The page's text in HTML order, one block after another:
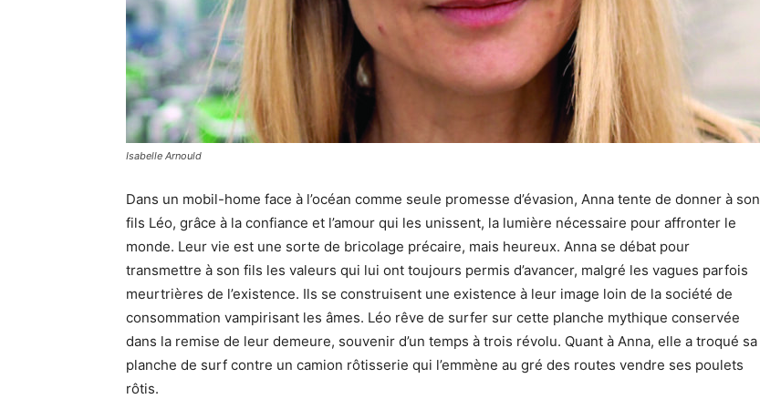
Isabelle Arnould
Dans un mobil-home face à l’océan comme seule promesse d’évasion, Anna tente de donner à son
fils Léo, grâce à la confiance et l’amour qui les unissent, la lumière nécessaire pour affronter le
monde. Leur vie est une sorte de bricolage précaire, mais heureux. Anna se débat pour
transmettre à son fils les valeurs qui lui ont toujours permis d’avancer, malgré les vagues parfois
meurtrières de l’existence. Ils se construisent une existence à leur image loin de la société de
consommation vampirisant les âmes. Léo rêve de surfer sur cette planche mythique conservée
dans la remise de leur demeure, souvenir d’un temps à trois révolu. Quant à Anna, elle a troqué sa
planche de surf contre un camion rôtisserie qui l’emmène au gré des routes vendre ses poulets
rôtis.